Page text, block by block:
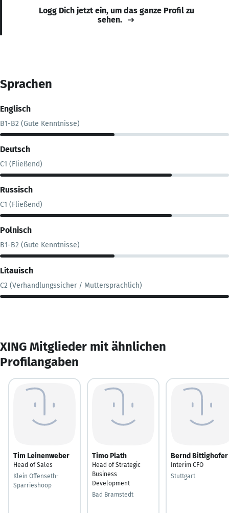
Logg Dich jetzt ein, um das ganze Profil zu
sehen.
Sprachen
Englisch
B1-B2 (Gute Kenntnisse)
Deutsch
C1 (Fließend)
Russisch
C1 (Fließend)
Polnisch
B1-B2 (Gute Kenntnisse)
Litauisch
C2 (Verhandlungssicher / Muttersprachlich)
XING Mitglieder mit ähnlichen
Profilangaben
Tim Leinenweber
Head of Sales
Klein Offenseth-
Sparrieshoop
Timo Plath
Head of Strategic
Business
Development
Bad Bramstedt
Bernd Bittighofer
Interim CFO
Stuttgart